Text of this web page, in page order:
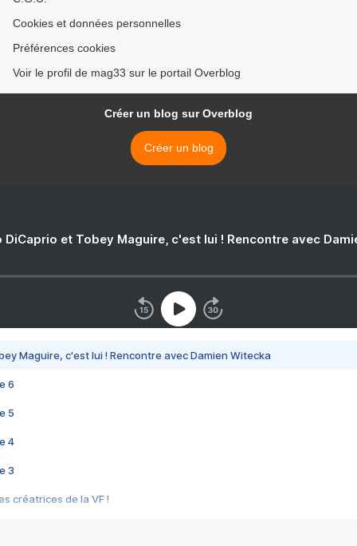
Cookies et données personnelles
Préférences cookies
Voir le profil de mag33 sur le portail Overblog
Créer un blog sur Overblog
Créer un blog
DiCaprio et Tobey Maguire, c'est lui ! Rencontre avec
Maguire, c'est lui ! Rencontre avec Damien Witecka
6
5
4
3
créatrices de la VF !